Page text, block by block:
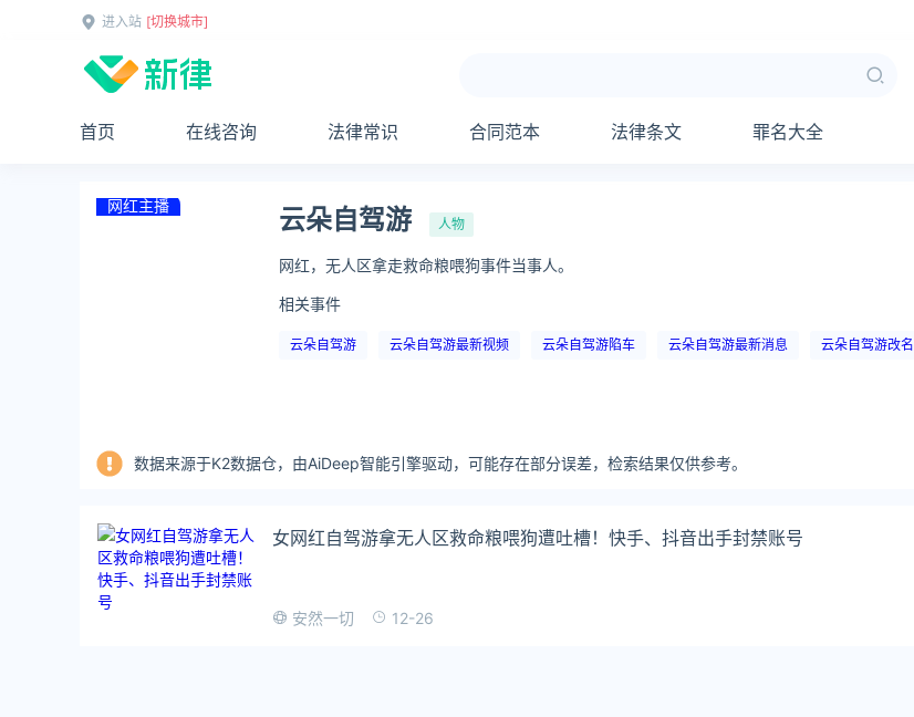
进入站 [切换城市]
首页 在线咨询 法律常识 合同范本 法律条文 罪名大全
网红主播 云朵自驾游 人物
网红，无人区拿走救命粮喂狗事件当事人。
相关事件
云朵自驾游 云朵自驾游最新视频 云朵自驾游陷车 云朵自驾游最新消息 云朵自驾游改名
数据来源于K2数据仓，由AiDeep智能引擎驱动，可能存在部分误差，检索结果仅供参考。
女网红自驾游拿无人区救命粮喂狗遭吐槽！快手、抖音出手封禁账号
安然一切 12-26